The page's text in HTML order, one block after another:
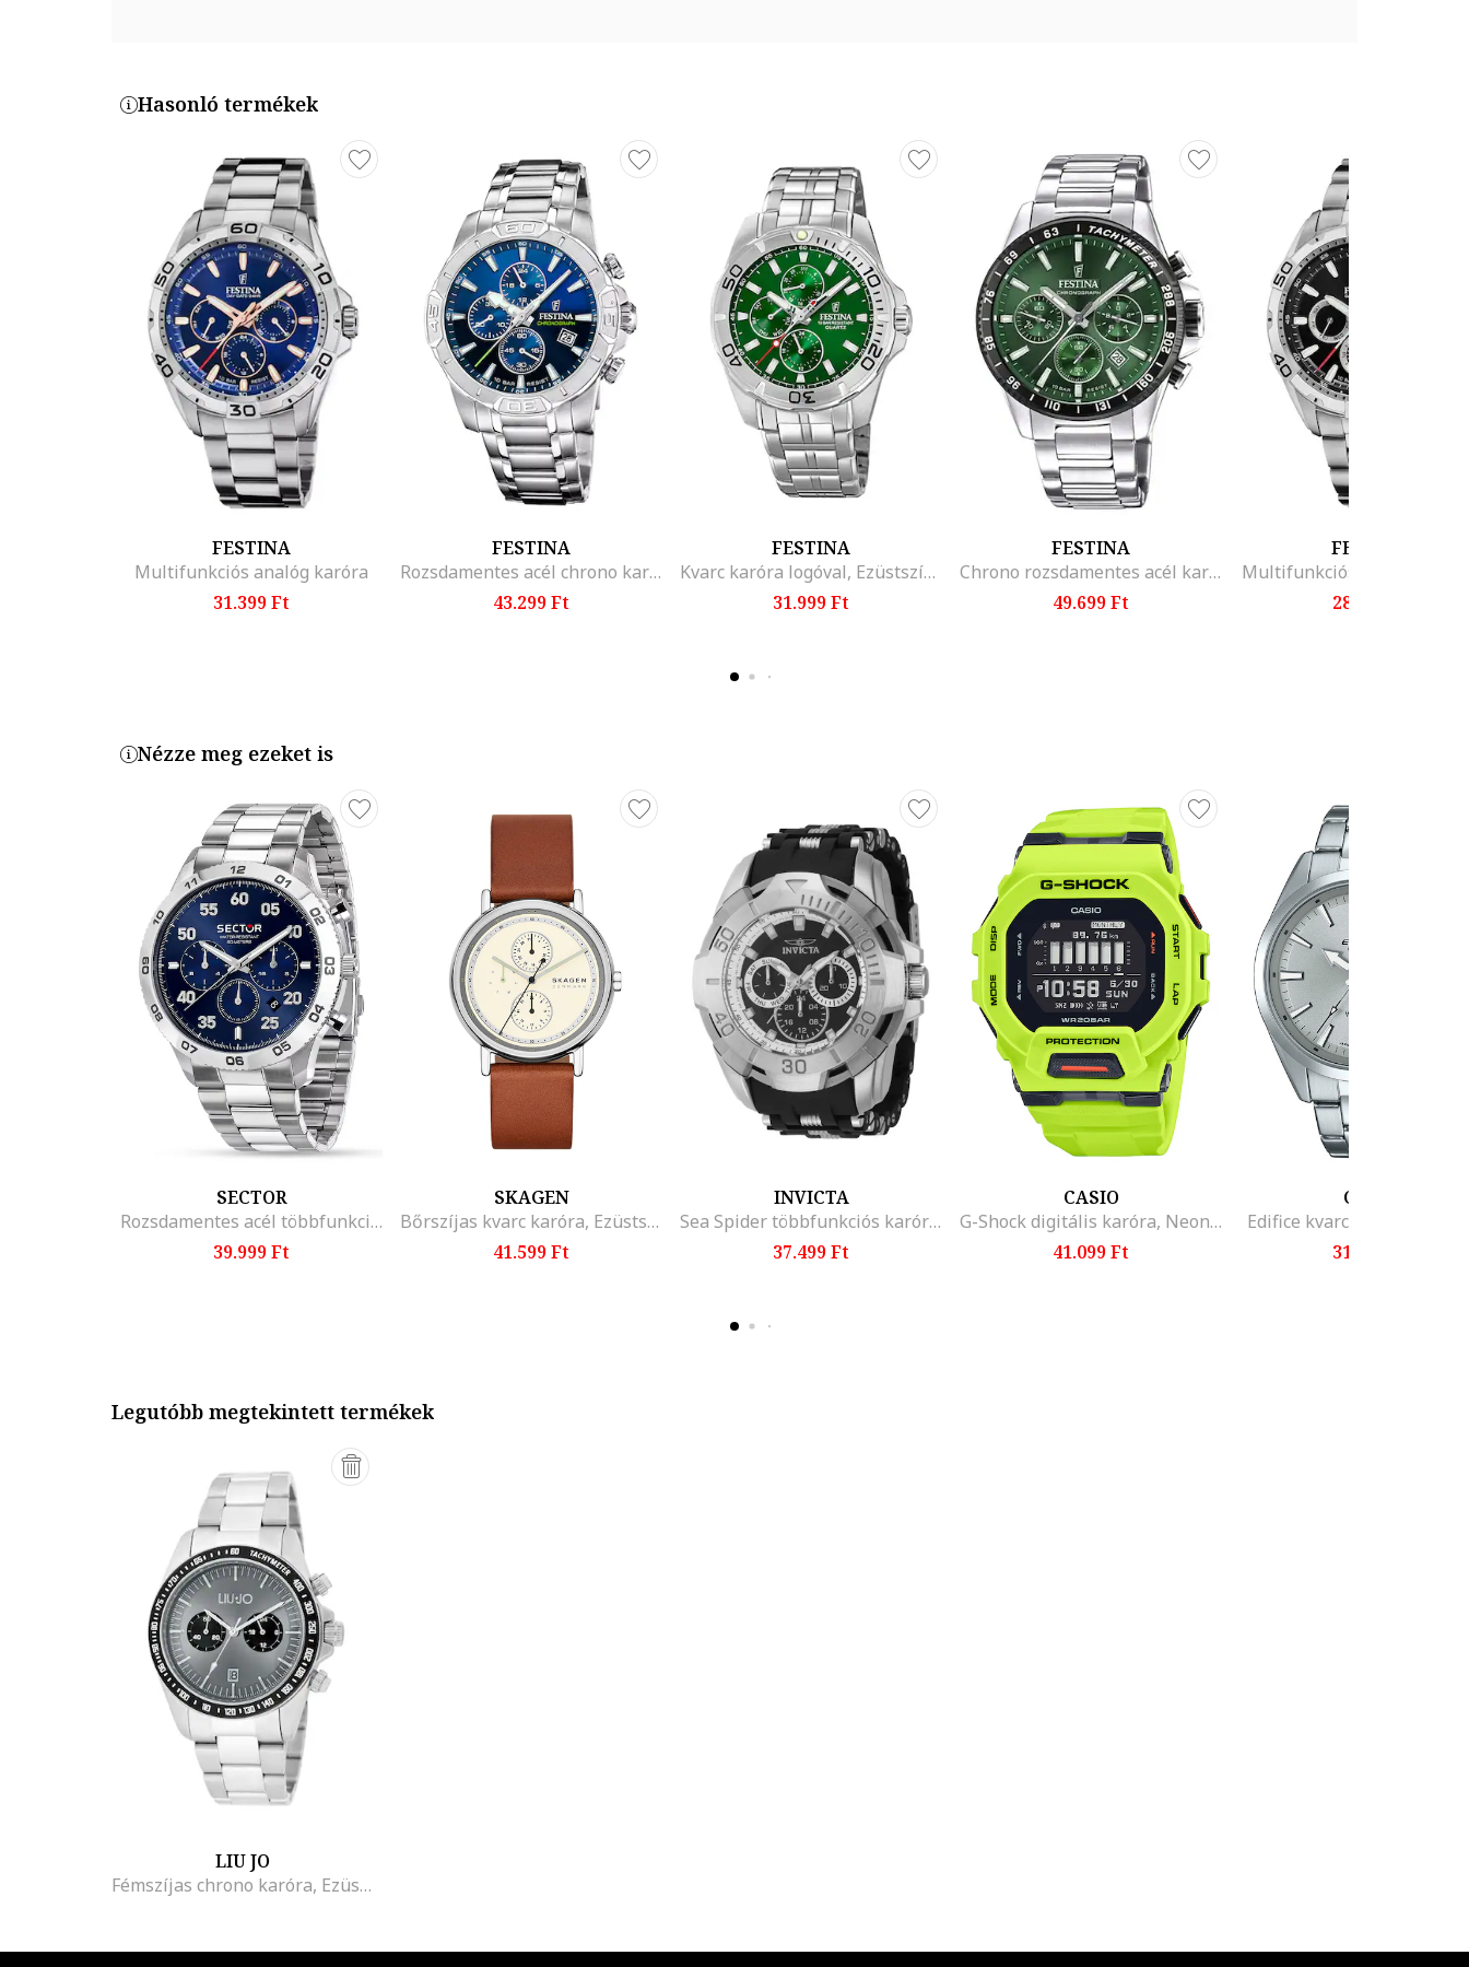
Szíj / Karkötő
Szíj/Karkötő anyaga: rozsdamentes acél
Szíj/karperec színe: ezüstszín
Termékszám
TLJ2117
Hasonló termékek
FESTINA
Multifunkciós analóg karóra
31.399 Ft
FESTINA
Rozsdamentes acél chrono karóra, Ezüstszín
43.299 Ft
FESTINA
Kvarc karóra logóval, Ezüstszín/Tengerzöld
31.999 Ft
FESTINA
Chrono rozsdamentes acél karóra, Ezüstszín
49.699 Ft
FESTINA
Multifunkciós karóra
28.299 Ft
Nézze meg ezeket is
SECTOR
Rozsdamentes acél többfunkciós kvarc karóra, Ezüstszín
39.999 Ft
SKAGEN
Bőrszíjas kvarc karóra, Ezüstszín/Barna
41.599 Ft
INVICTA
Sea Spider többfunkciós karóra, Ezüstszín/Fekete
37.499 Ft
CASIO
G-Shock digitális karóra, Neonzöld
41.099 Ft
CASIO
Edifice kvarc karóra,
31.899 Ft
Legutóbb megtekintett termékek
LIU JO
Fémszíjas chrono karóra, Ezüstszín